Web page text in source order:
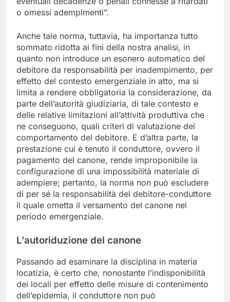
o omessi adempimenti”.
Anche tale norma, tuttavia, ha importanza tutto
sommato ridotta ai fini della nostra analisi, in
quanto non introduce un esonero automatico del
debitore da responsabilità per inadempimento, per
effetto del contesto emergenziale in atto, ma si
limita a rendere obbligatoria la considerazione, da
parte dell’autorità giudiziaria, di tale contesto e
delle relative limitazioni all’attività produttiva che
ne conseguono, quali criteri di valutazione del
comportamento del debitore. E d’altra parte, la
prestazione cui è tenuto il conduttore, ovvero il
pagamento del canone, rende improponibile la
configurazione di una impossibilità materiale di
adempiere; pertanto, la norma non può escludere
di per sé la responsabilità del debitore-conduttore
il quale ometta il versamento del canone nel
periodo emergenziale.
L’autoriduzione del canone
Passando ad esaminare la disciplina in materia
locatizia, è certo che, nonostante l’indisponibilità
dei locali per effetto delle misure di contenimento
dell’epidemia, il conduttore non può